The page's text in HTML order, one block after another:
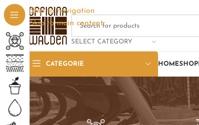
Skip to navigation
Skip to main content
SELECT CATEGORY
CATEGORIE HOMESHOP